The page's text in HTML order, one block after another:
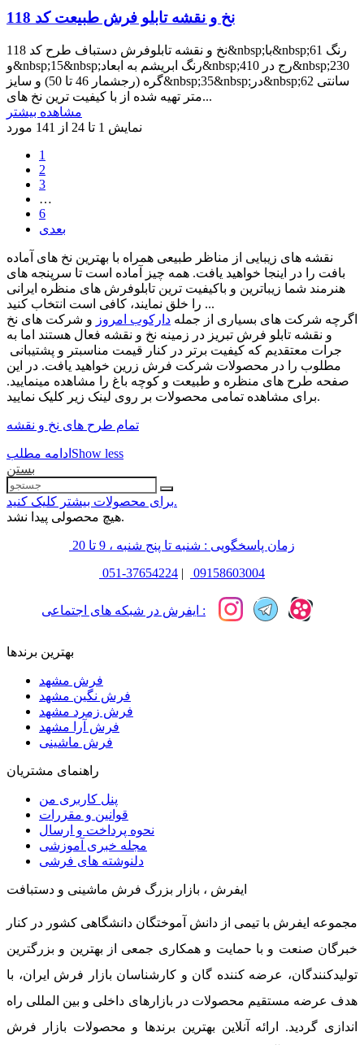
نخ و نقشه تابلو فرش طبیعت کد 118
نخ و نقشه تابلوفرش دستباف طرح کد 118&nbsp;با&nbsp;61 رنگ
و&nbsp;15&nbsp;رنگ ابریشم به ابعاد&nbsp;410 رج در&nbsp;230
گره (رجشمار 46 تا 50) و سایز&nbsp;35&nbsp;در&nbsp;62 سانتی
متر تهیه شده از با کیفیت ترین نخ های...
مشاهده بیشتر
نمایش 1 تا 24 از 141 مورد
1
2
3
…
6
بعدی
نقشه های زیبایی از مناظر طبیعی همراه با بهترین نخ های آماده
بافت را در اینجا خواهید یافت. همه چیز آماده است تا سرپنجه های
هنرمند شما زیباترین و باکیفیت ترین تابلوفرش های منظره ایرانی
را خلق نمایند، کافی است انتخاب کنید ...
اگرچه شرکت های بسیاری از جمله دارکوب امروز و شرکت های نخ
و نقشه تابلو فرش تبریز در زمینه نخ و نقشه فعال هستند اما به
جرات معتقدیم که کیفیت برتر در کنار قیمت مناسبتر و پشتیبانی
مطلوب را در محصولات شرکت فرش زرین خواهید یافت. در این
صفحه طرح های منظره و طبیعت و کوچه باغ را مشاهده مینمایید.
برای مشاهده تمامی محصولات بر روی لینک زیر کلیک نمایید.
تمام طرح های نخ و نقشه
ادامه مطلب Show less
بستن
برای محصولات بیشتر کلیک کنید.
هیچ محصولی پیدا نشد.
زمان پاسخگویی : شنبه تا پنج شنبه ، 9 تا 20
051-37654224 | 09158603004
ایفرش در شبکه های اجتماعی :
بهترین برندها
فرش مشهد
فرش نگین مشهد
فرش زمرد مشهد
فرش آرا مشهد
فرش ماشینی
راهنمای مشتریان
پنل کاربری من
قوانین و مقررات
نحوه پرداخت و ارسال
مجله خبری آموزشی
دلنوشته های فرشی
ایفرش ، بازار بزرگ فرش ماشینی و دستبافت
مجموعه ایفرش با تیمی از دانش آموختگان دانشگاهی کشور در کنار
خبرگان صنعت و با حمایت و همکاری جمعی از بهترین و بزرگترین
تولیدکنندگان، عرضه کننده گان و کارشناسان بازار فرش ایران، با
هدف عرضه مستقیم محصولات در بازارهای داخلی و بین المللی راه
اندازی گردید. ارائه آنلاین بهترین برندها و محصولات بازار فرش